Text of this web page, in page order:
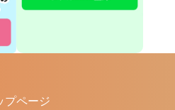
プページ